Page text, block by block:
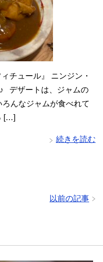
チュール』 ニンジン・
デザートは、ジャムの
ろんなジャムが食べれて
[…]
続きを読む
以前の記事